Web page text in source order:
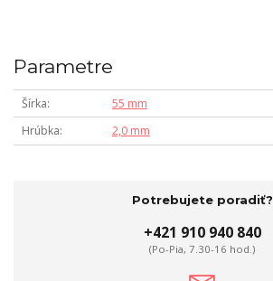
Parametre
Šírka
55 mm
Hrúbka
2,0 mm
Potrebujete poradiť?
+421 910 940 840
(Po-Pia, 7.30-16 hod.)